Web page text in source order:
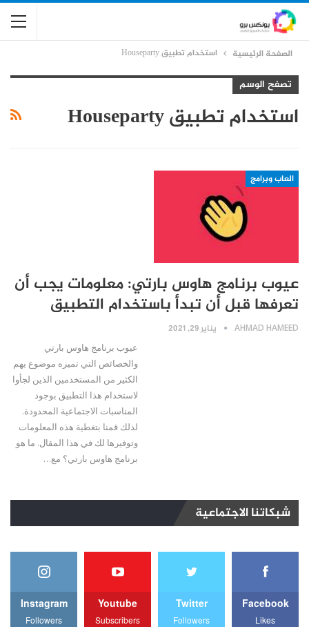
الصفحة الرئيسية استخدام تطبيق Houseparty
تصفح الوسم
استخدام تطبيق Houseparty
العاب وبرامج
عيوب برنامج هاوس بارتي: معلومات يجب أن
تعرفها قبل أن تبدأ باستخدام التطبيق
AHMAD HAMEED يناير 29, 2021
عيوب برنامج هاوس بارتي
والخصائص التي تميزه موضوع يهم
الكثير من المستخدمين الذين لجأوا
لاستخدام هذا التطبيق بوجود
المناسبات الاجتماعية المحدودة.
لذلك قمنا بتغطية هذه المعلومات
وتوفيرها لك في هذا المقال. ما هو
برنامج هاوس بارتي؟ مع…
شبكاتنا الاجتماعية
Facebook
Likes
Twitter
Followers
Youtube
Subscribers
Instagram
Followers